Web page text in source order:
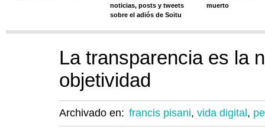
noticias, posts y tweets
sobre el adiós de Soitu
muerto
La transparencia es la
objetividad
Archivado en: francis pisani, vida digital ,